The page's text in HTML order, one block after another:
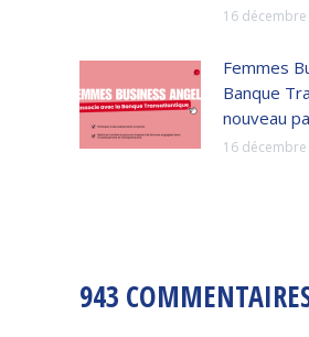
16 décembre
Femmes
Banque
nouveau
16 décembre
943